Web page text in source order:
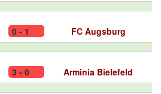
0 - 1 FC Augsburg
3 - 0 Arminia Bielefeld